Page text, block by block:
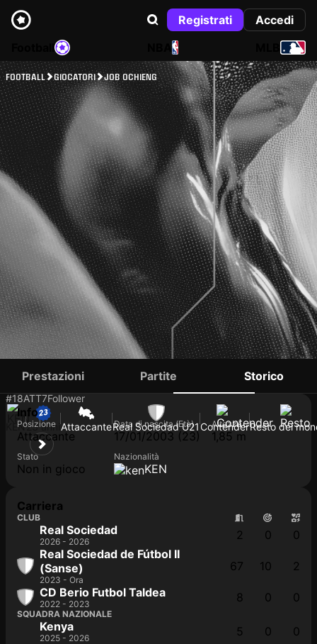
Registrati
Accedi
NBA
FOOTBALL GIOCATORI JOB OCHIENG
JOB OCHIENG
#18ATT7Follower
KEN23 anni AttaccanteReal Sociedad U21 ContenderResto del
Prestazioni Partite Storico
Info
Posizione
Attaccante
Data di nascita (Età)
17/01/2003 (23)
Altezza
1,85 m
Stato
Non in gioco
Nazionalità
KEN
Carriera
CLUB
Real Sociedad
2026 - 2026 2 0
0
Real Sociedad de Fútbol II
(Sanse)
2023 - Ora
67 10
2
CD Berio Futbol Taldea
2022 - 2023 8 0 0
SQUADRA NAZIONALE
Kenya
2025 - 2026 5 0 0